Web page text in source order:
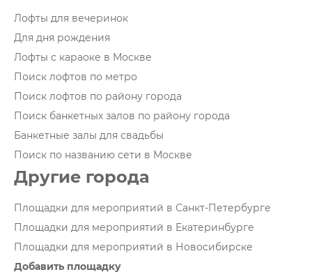
Лофты для вечеринок
Для дня рождения
Лофты с караоке в Москве
Поиск лофтов по метро
Поиск лофтов по району города
Поиск банкетных залов по району города
Банкетные залы для свадьбы
Поиск по названию сети в Москве
Другие города
Площадки для мероприятий в Санкт-Петербурге
Площадки для мероприятий в Екатеринбурге
Площадки для мероприятий в Новосибирске
Добавить площадку